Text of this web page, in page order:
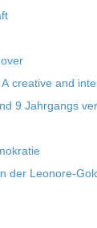
A crea­tive and
9 Jahr­gangs
der Leonore-